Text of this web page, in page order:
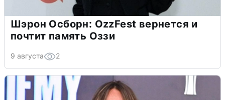
Шэрон Осборн: OzzFest вернется и
почтит память Оззи
9 августа 2